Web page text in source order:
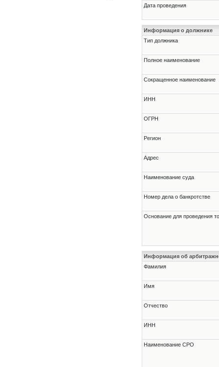
Дата проведения
Информация о должнике
Тип должника
Полное наименование
Сокращенное наименование
ИНН
ОГРН
Регион
Адрес
Наименование суда
Номер дела о банкротстве
Основание для проведения
Информация об
Фамилия
Имя
Отчество
ИНН
Наименование СРО